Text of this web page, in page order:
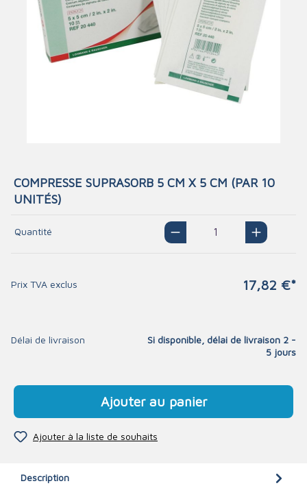
COMPRESSE SUPRASORB 5 CM X 5 CM (PAR 10
UNITÉS)
Quantité
Prix TVA exclus 17,82 €*
Délai de livraison
Si disponible, délai de livraison 2 -
5 jours
Ajouter au panier
Ajouter à la liste de souhaits
Description